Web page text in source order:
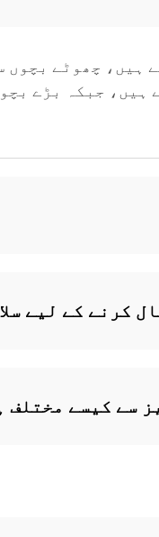
ہیں، چھوٹے بچوں
جبکہ بڑے
کرنے کے لیے
سے کیسے مختلف